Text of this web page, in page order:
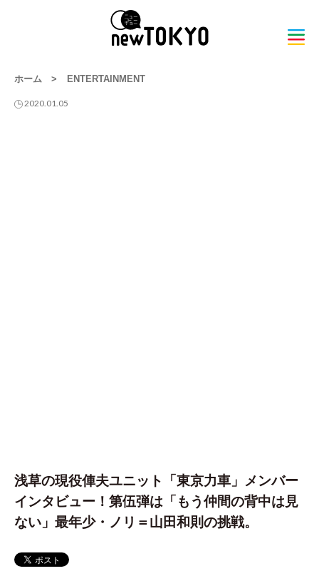
ホーム > ENTERTAINMENT
2020.01.05
浅草の現役俥夫ユニット「東京力車」メンバー
インタビュー！第伍弾は「もう仲間の背中は見
ない」最年少・ノリ＝山田和則の挑戦。